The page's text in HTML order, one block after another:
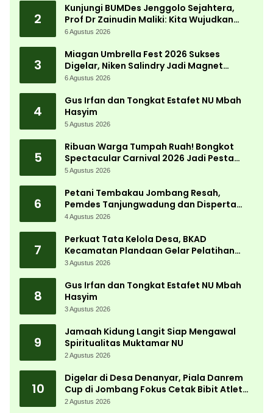
2
Kunjungi BUMDes Jenggolo Sejahtera,
Prof Dr Zainudin Maliki: Kita Wujudkan
Kemandirian Ekonomi dengan Potensi
6 Agustus 2026
3
Miagan Umbrella Fest 2026 Sukses
Digelar, Niken Salindry Jadi Magnet
Ribuan Pengunjung
6 Agustus 2026
4
Gus Irfan dan Tongkat Estafet NU Mbah
Hasyim
5 Agustus 2026
5
Ribuan Warga Tumpah Ruah! Bongkot
Spectacular Carnival 2026 Jadi Pesta
Kemerdekaan Terbesar di Peterongan
5 Agustus 2026
6
Petani Tembakau Jombang Resah,
Pemdes Tanjungwadung dan Disperta
Bergerak Cepat
4 Agustus 2026
7
Perkuat Tata Kelola Desa, BKAD
Kecamatan Plandaan Gelar Pelatihan
Aparatur Pemdes
3 Agustus 2026
8
Gus Irfan dan Tongkat Estafet NU Mbah
Hasyim
3 Agustus 2026
9
Jamaah Kidung Langit Siap Mengawal
Spiritualitas Muktamar NU
2 Agustus 2026
10
Digelar di Desa Denanyar, Piala Danrem
Cup di Jombang Fokus Cetak Bibit Atlet
Menembak Berprestasi
2 Agustus 2026